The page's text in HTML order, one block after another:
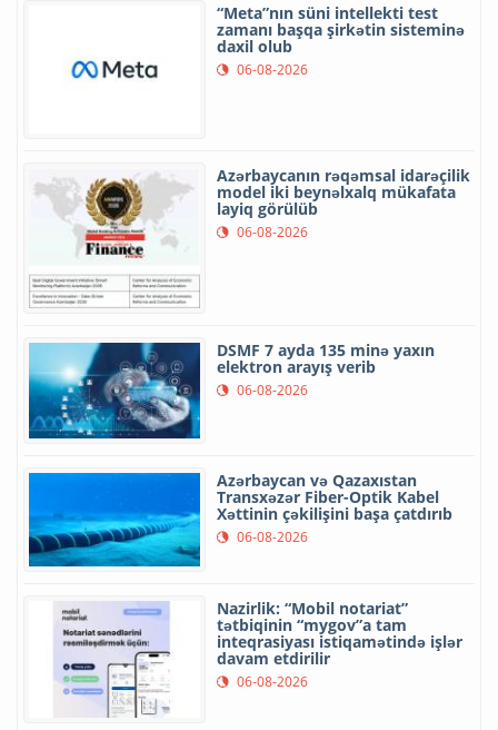
“Meta”nın süni intellekti test
zamanı başqa şirkətin sisteminə
daxil olub
06-08-2026
Azərbaycanın rəqəmsal idarəçilik
model iki beynəlxalq mükafata
layiq görülüb
06-08-2026
DSMF 7 ayda 135 minə yaxın
elektron arayış verib
06-08-2026
Azərbaycan və Qazaxıstan
Transxəzər Fiber-Optik Kabel
Xəttinin çəkilişini başa çatdırıb
06-08-2026
Nazirlik: “Mobil notariat”
tətbiqinin “mygov”a tam
inteqrasiyası istiqamətində işlər
davam etdirilir
06-08-2026